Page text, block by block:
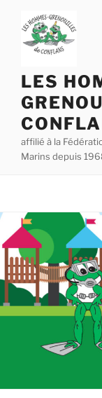
contenu
principal
LES
affilié à la
Marins depuis